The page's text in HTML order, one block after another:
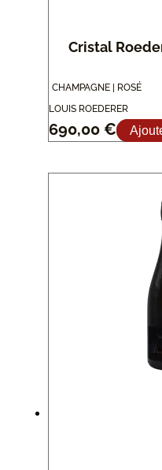
Cristal
CHAMPAGNE | ROSÉ
LOUIS ROEDERER
690,00 €